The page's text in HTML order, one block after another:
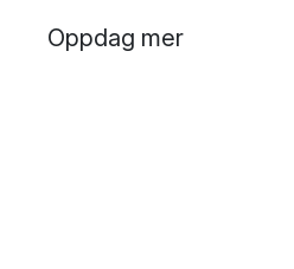
Oppdag mer